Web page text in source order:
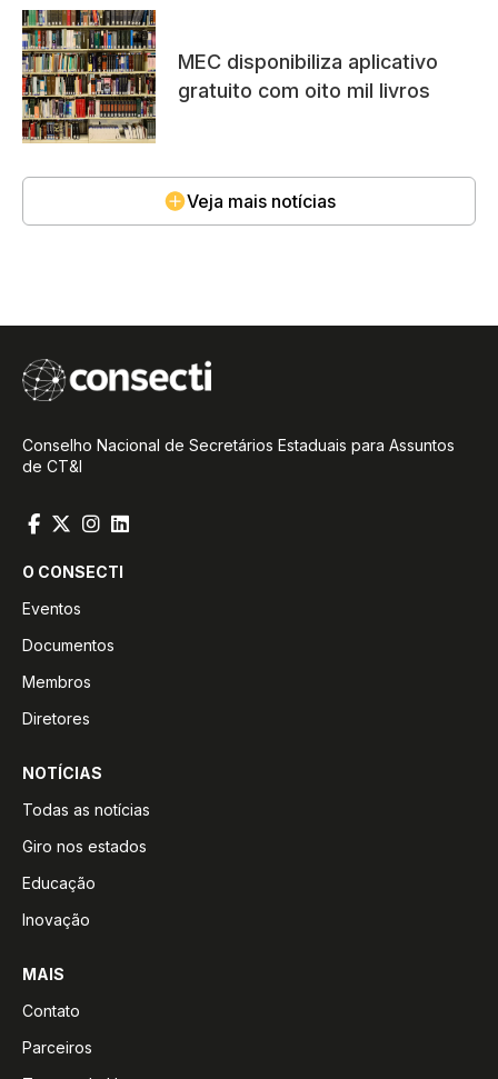
MEC disponibiliza aplicativo
gratuito com oito mil livros
Veja mais notícias
Conselho Nacional de Secretários Estaduais para Assuntos
de CT&I
O CONSECTI
Eventos
Documentos
Membros
Diretores
NOTÍCIAS
Todas as notícias
Giro nos estados
Educação
Inovação
MAIS
Contato
Parceiros